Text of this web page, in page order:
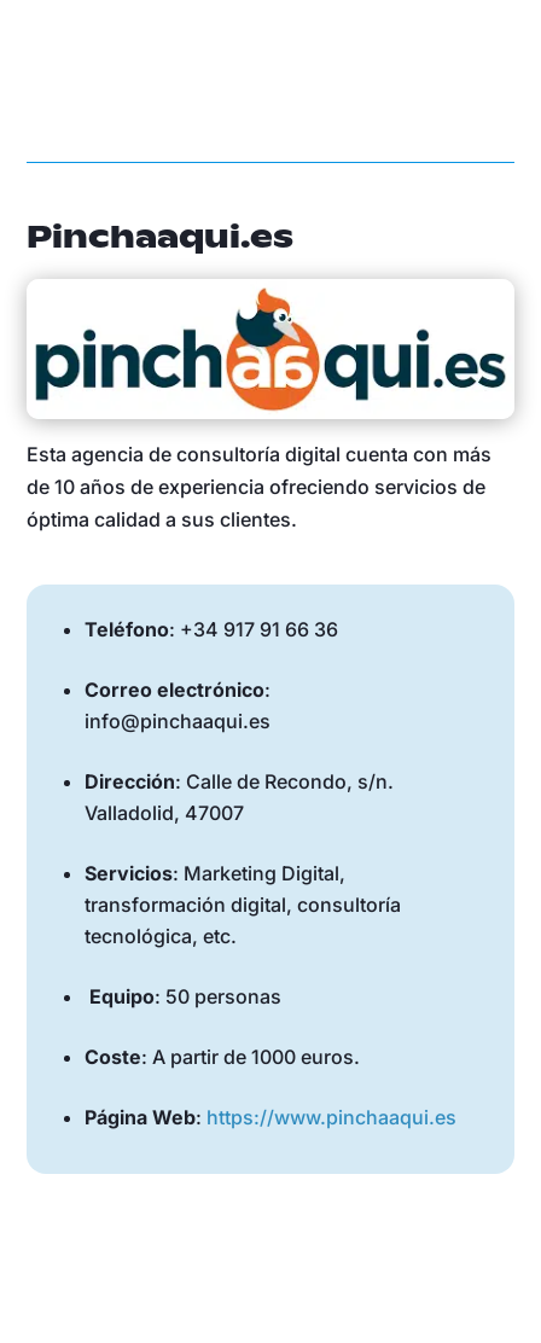
Pinchaaqui.es
Esta agencia de consultoría digital cuenta con más
de 10 años de experiencia ofreciendo servicios de
óptima calidad a sus clientes.
Teléfono: +34 917 91 66 36
Correo electrónico:
info@pinchaaqui.es
Dirección: Calle de Recondo, s/n.
Valladolid, 47007
Servicios: Marketing Digital,
transformación digital, consultoría
tecnológica, etc.
Equipo: 50 personas
Coste: A partir de 1000 euros.
Página Web: https://www.pinchaaqui.es